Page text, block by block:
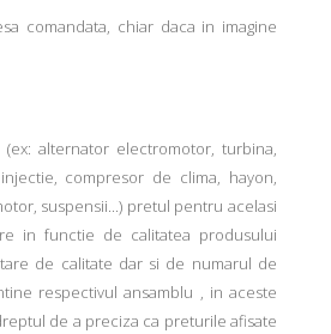
comandata, chiar daca in imagine
(ex: alternator electromotor, turbina,
compresor de clima, hayon,
suspensii...) pretul pentru acelasi
in functie de calitatea produsului
de calitate dar si de numarul de
respectivul ansamblu , in aceste
de a preciza ca preturile afisate